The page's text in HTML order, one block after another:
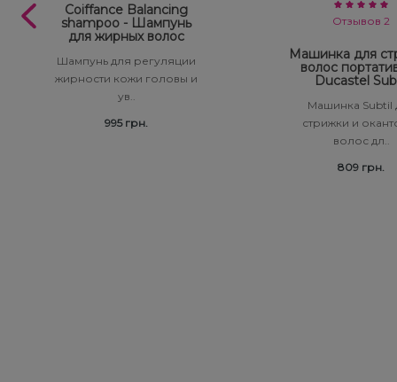
Coiffance Balancing
shampoo - Шампунь
для жирных волос
Шампунь для регуляции
жирности кожи головы и
ув..
995 грн.
Отзывов 2
Машинка для
волос
Ducastel
Машинка Subtil
стрижки и
волос дл..
809 грн.